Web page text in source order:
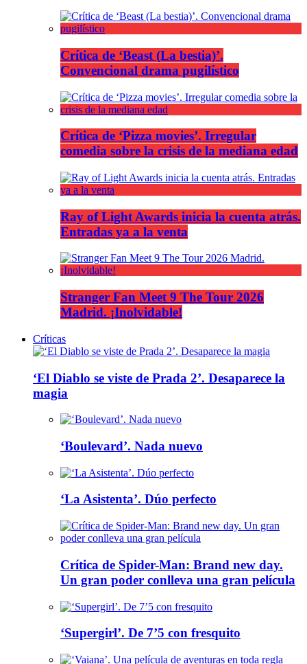
Crítica de ‘Beast (La bestia)’.
Convencional drama pugilístico
Crítica de ‘Pizza movies’. Irregular
comedia sobre la crisis de la mediana edad
Ray of Light Awards inicia la cuenta atrás.
Entradas ya a la venta
Stranger Fan Meet 9 The Tour 2026
Madrid. ¡Inolvidable!
Críticas
‘El Diablo se viste de Prada 2’. Desaparece la
magia
‘Boulevard’. Nada nuevo
‘La Asistenta’. Dúo perfecto
Crítica de Spider-Man: Brand new day.
Un gran poder conlleva una gran película
‘Supergirl’. De 7’5 con fresquito